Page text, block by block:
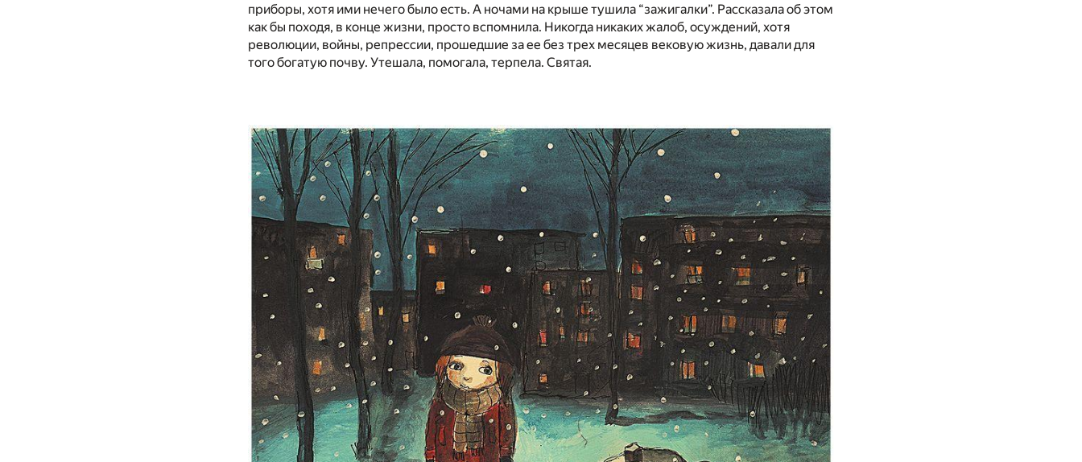
приборы, хотя ими нечего было есть. А ночами на крыше тушила “зажигалки”. Рассказала об этом
как бы походя, в конце жизни, просто вспомнила. Никогда никаких жалоб, осуждений, хотя
революции, войны, репрессии, прошедшие за ее без трех месяцев вековую жизнь, давали для
того богатую почву. Утешала, помогала, терпела. Святая.